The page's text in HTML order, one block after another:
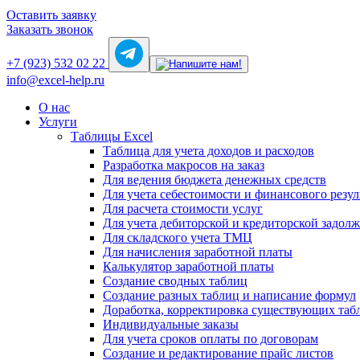
Оставить заявку
Заказать звонок
+7 (923) 532 02 22
info@excel-help.ru
О нас
Услуги
Таблицы Excel
Таблица для учета доходов и расходов
Разработка макросов на заказ
Для ведения бюджета денежных средств
Для учета себестоимости и финансового
Для расчета стоимости услуг
Для учета дебиторской и кредиторской
Для складского учета ТМЦ
Для начисления заработной платы
Калькулятор заработной платы
Создание сводных таблиц
Создание разных таблиц и написание формул
Доработка, корректировка существующих
Индивидуальные заказы
Для учета сроков оплаты по договорам
Создание и редактирование прайс листов